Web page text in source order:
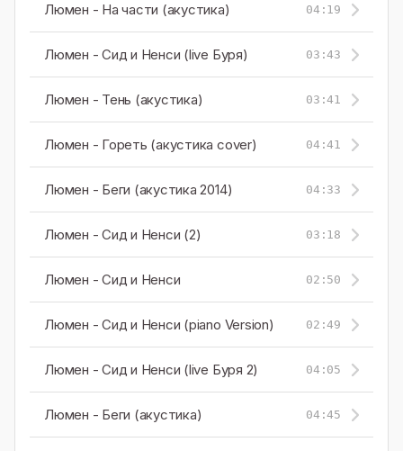
Люмен - На части (акустика) 04:19
Люмен - Сид и Ненси (live Буря) 03:43
Люмен - Тень (акустика) 03:41
Люмен - Гореть (акустика cover) 04:41
Люмен - Беги (акустика 2014) 04:33
Люмен - Сид и Ненси (2) 03:18
Люмен - Сид и Ненси 02:50
Люмен - Сид и Ненси (piano Version) 02:49
Люмен - Сид и Ненси (live Буря 2) 04:05
Люмен - Беги (акустика) 04:45